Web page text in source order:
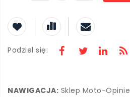
Podziel się:
NAWIGACJA: Sklep Moto-Opinie